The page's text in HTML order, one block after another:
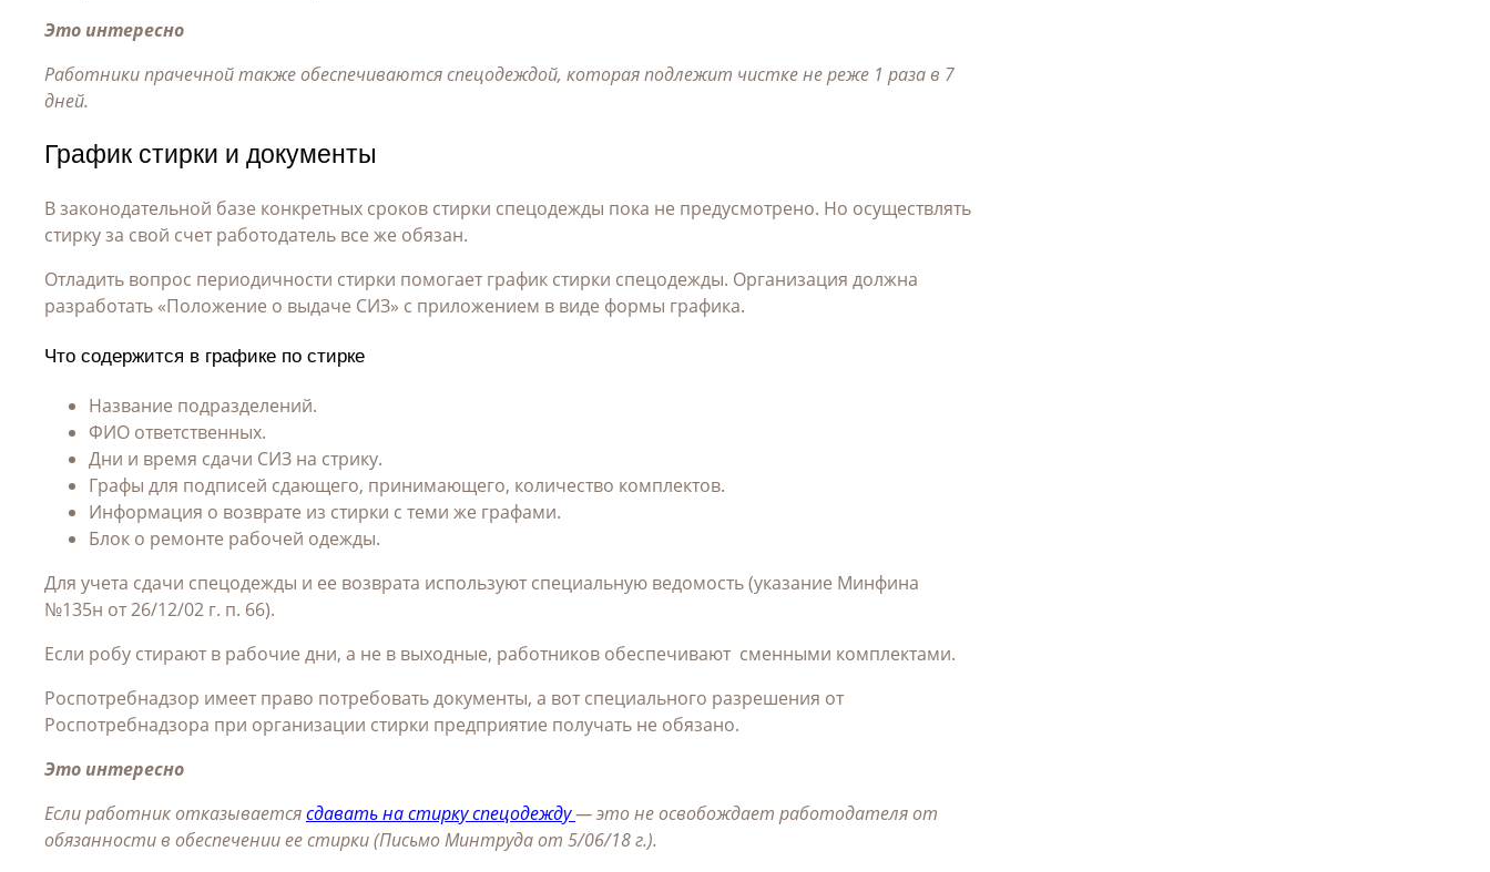
Это интересно
Работники прачечной также обеспечиваются спецодеждой, которая подлежит чистке не реже 1 раза в 7
дней.
График стирки и документы
В законодательной базе конкретных сроков стирки спецодежды пока не предусмотрено. Но осуществлять
стирку за свой счет работодатель все же обязан.
Отладить вопрос периодичности стирки помогает график стирки спецодежды. Организация должна
разработать «Положение о выдаче СИЗ» с приложением в виде формы графика.
Что содержится в графике по стирке
Название подразделений.
ФИО ответственных.
Дни и время сдачи СИЗ на стрику.
Графы для подписей сдающего, принимающего, количество комплектов.
Информация о возврате из стирки с теми же графами.
Блок о ремонте рабочей одежды.
Для учета сдачи спецодежды и ее возврата используют специальную ведомость (указание Минфина
№135н от 26/12/02 г. п. 66).
Если робу стирают в рабочие дни, а не в выходные, работников обеспечивают сменными комплектами.
Роспотребнадзор имеет право потребовать документы, а вот специального разрешения от
Роспотребнадзора при организации стирки предприятие получать не обязано.
Это интересно
Если работник отказываетсясдавать на стирку спецодежду— это не освобождает работодателя от
обязанности в обеспечении ее стирки (Письмо Минтруда от 5/06/18 г.).